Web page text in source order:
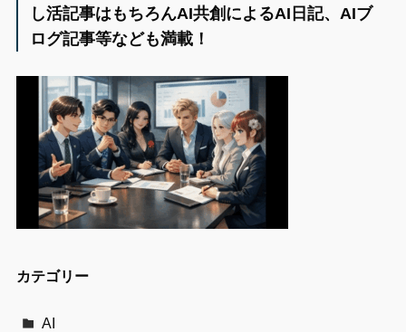
し活記事はもちろんAI共創によるAI日記、AIブ
ログ記事等なども満載！
カテゴリー
AI